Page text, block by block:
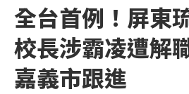
全台首例！屏東
校長涉霸凌遭
嘉義市跟進